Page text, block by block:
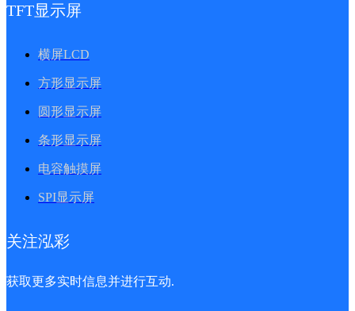
TFT显示屏
横屏LCD
方形显示屏
圆形显示屏
条形显示屏
电容触摸屏
SPI显示屏
关注泓彩
获取更多实时信息并进行互动.